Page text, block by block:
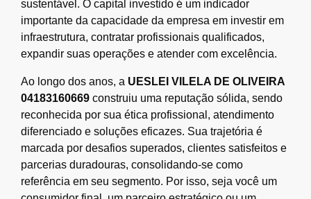
sustentável. O capital investido é um indicador
importante da capacidade da empresa em investir em
infraestrutura, contratar profissionais qualificados,
expandir suas operações e atender com excelência.
Ao longo dos anos, a UESLEI VILELA DE OLIVEIRA
04183160669 construiu uma reputação sólida, sendo
reconhecida por sua ética profissional, atendimento
diferenciado e soluções eficazes. Sua trajetória é
marcada por desafios superados, clientes satisfeitos e
parcerias duradouras, consolidando-se como
referência em seu segmento. Por isso, seja você um